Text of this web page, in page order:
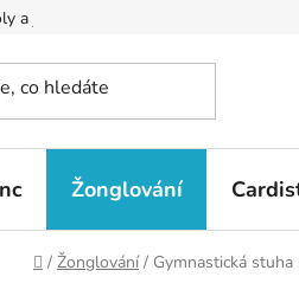
a jiné organizace Podmínky
Žonglování
Domů
/ Žonglování / Gymnastická